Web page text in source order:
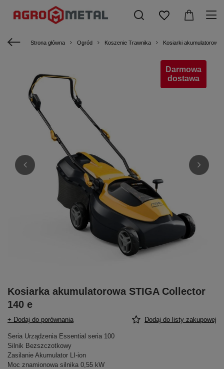
Strona główna Ogród Koszenie Trawnika Kosiarki akumulatorowe
Darmowa
dostawa
Kosiarka akumulatorowa STIGA Collector
140 e
+ Dodaj do porównania Dodaj do listy zakupowej
Seria Urządzenia Essential seria 100
Silnik Bezszczotkowy
Zasilanie Akumulator LI-ion
Moc znamionowa silnika 0,55 kW